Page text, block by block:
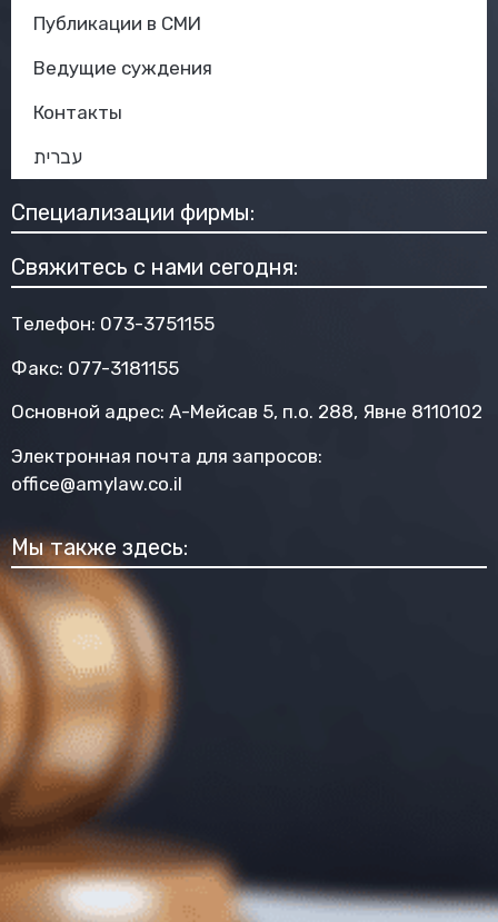
Публикации в СМИ
Ведущие суждения
Контакты
עברית
Специализации фирмы:
Свяжитесь с нами сегодня:
Телефон: 073-3751155
Факс: 077-3181155
Основной адрес: А-Мейсав 5, п.о. 288, Явне 8110102
Электронная почта для запросов:
office@amylaw.co.il
Мы также здесь: